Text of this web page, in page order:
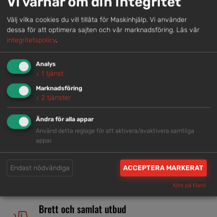
Lokal kompetens
Genom att samla våra medarbetare lokalt erbjuder vi
helhetslösningar.
Snabb service
Trygg rådgivning
Våra hjälpsamma medarbetare är experter inom
branschen.
Brett och samlat utbud
Välj vilka cookies du vill tillåta för Maskinhjälp. Vi använder
dessa för att optimera sajten och vår marknadsföring. Läs vår
integritetspolicy.
Analys
↓ 1 tjänst
Marknadsföring
↓ 2 tjänster
Ändra för alla appar
Använd detta reglage för att aktivera/avaktivera samtliga
appar.
Endast nödvändiga ACCEPTERA MARKERAT
Körs på Klaro!